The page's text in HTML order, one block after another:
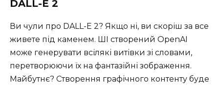
DALL-E 2
Ви чули про DALL-E 2? Якщо ні, ви скоріш за все
живете під каменем. ШІ створений OpenAI
може генерувати всілякі витівки зі словами,
перетворюючи їх на фантазійні зображення.
Майбутнє? Створення графічного контенту буде